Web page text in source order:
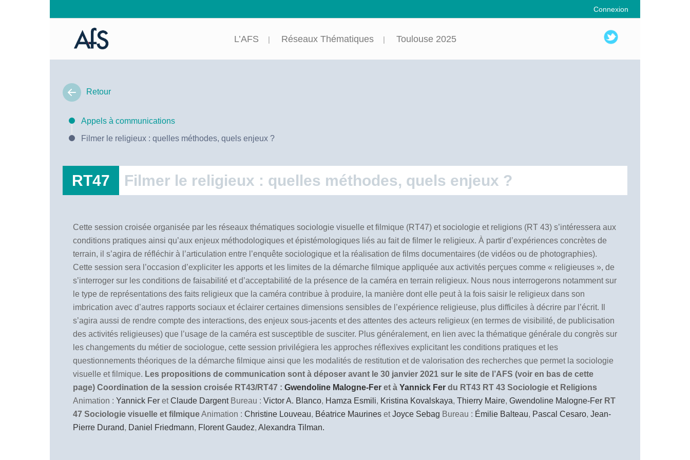
Connexion
L’AFS Réseaux Thématiques Toulouse 2025
Retour
Appels à communications
Filmer le religieux : quelles méthodes, quels enjeux ?
RT47 Filmer le religieux : quelles méthodes, quels enjeux ?
Cette session croisée organisée par les réseaux thématiques sociologie visuelle et filmique (RT47) et sociologie et religions (RT 43) s’intéressera aux
conditions pratiques ainsi qu’aux enjeux méthodologiques et épistémologiques liés au fait de filmer le religieux. À partir d’expériences concrètes de
terrain, il s’agira de réfléchir à l’articulation entre l’enquête sociologique et la réalisation de films documentaires (de vidéos ou de photographies).
Cette session sera l’occasion d’expliciter les apports et les limites de la démarche filmique appliquée aux activités perçues comme « religieuses », de
s’interroger sur les conditions de faisabilité et d’acceptabilité de la présence de la caméra en terrain religieux. Nous nous interrogerons notamment sur
le type de représentations des faits religieux que la caméra contribue à produire, la manière dont elle peut à la fois saisir le religieux dans son
imbrication avec d’autres rapports sociaux et éclairer certaines dimensions sensibles de l’expérience religieuse, plus difficiles à décrire par l’écrit. Il
s’agira aussi de rendre compte des interactions, des enjeux sous-jacents et des attentes des acteurs religieux (en termes de visibilité, de publicisation
des activités religieuses) que l’usage de la caméra est susceptible de susciter. Plus généralement, en lien avec la thématique générale du congrès sur
les changements du métier de sociologue, cette session privilégiera les approches réflexives explicitant les conditions pratiques et les
questionnements théoriques de la démarche filmique ainsi que les modalités de restitution et de valorisation des recherches que permet la sociologie
visuelle et filmique. Les propositions de communication sont à déposer avant le 30 janvier 2021 sur le site de l’AFS (voir en bas de cette
page) Coordination de la session croisée RT43/RT47 : Gwendoline Malogne-Fer et à Yannick Fer du RT43 RT 43 Sociologie et Religions
Animation : Yannick Fer etClaude DargentBureau : Victor A. Blanco, Hamza Esmili, Kristina Kovalskaya, Thierry Maire, Gwendoline Malogne-Fer RT
47 Sociologie visuelle et filmiqueAnimation : Christine Louveau, Béatrice Maurines etJoyce Sebag Bureau : Émilie Balteau, Pascal Cesaro, Jean-
Pierre Durand, Daniel Friedmann, Florent Gaudez, Alexandra Tilman.